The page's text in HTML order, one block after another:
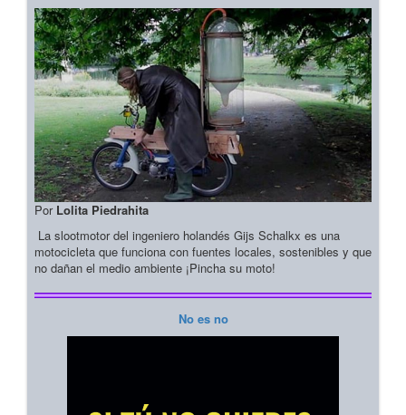
Por Lolita Piedrahita
La slootmotor del ingeniero holandés Gijs Schalkx es una
motocicleta que funciona con fuentes locales, sostenibles y que
no dañan el medio ambiente ¡Pincha su moto!
No es no